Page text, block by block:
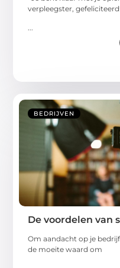
verpleegster, gefeliciteerd!
...
BEDRIJVEN
De voordelen van
Om aandacht op je
de moeite waard om